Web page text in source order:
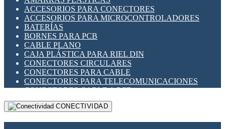
INDICADORES PARA PANEL
INTERFACES DE RELÉ
INTERRUPTORES FIN DE CARRERA
LLAVES CONMUTADORAS
MEDIDORES DE ENERGÍA Y TC'S DE CORRIENTE
MOTORES PASO A PASO
PANTALLAS HMI
PLC -CONTROLADORES LÓGICO PROGRAMABLES
PROGRAMADORES DE HORARIO
RELÉS DE PROTECCIÓN
SENSORES CAPACITIVOS
ACCESORIOS PARA CONECTORES
ACCESORIOS PARA MICROCONTROLADORES
BATERÍAS
BORNES PARA PCB
CABLE PLANO
CAJA PLÁSTICA PARA RIEL DIN
CONECTORES CIRCULARES
CONECTORES PARA CABLE
CONECTORES PARA TELECOMUNICACIONES
CONECTORES CABLE A PCB
CONECTORES PCB A CABLE
DIP SWITCHESCONECTIVIDAD